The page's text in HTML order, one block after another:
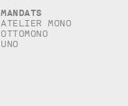
Mandats
Atelier Mono
Ottomono
Uno